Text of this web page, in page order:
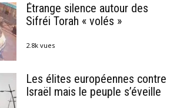
Étrange silence autour des
Sifréi Torah « volés »
2.8k vues
Les élites européennes contre
Israël mais le peuple s’éveille